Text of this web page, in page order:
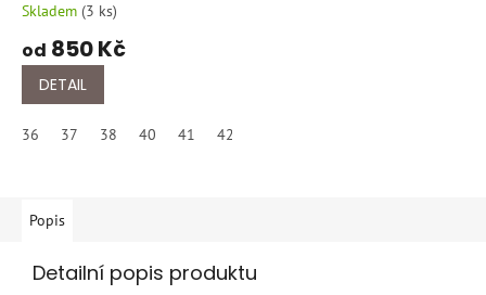
Skladem (3 ks)
od 850 Kč
DETAIL
36 37 38 40 41 42
Popis
Detailní popis produktu